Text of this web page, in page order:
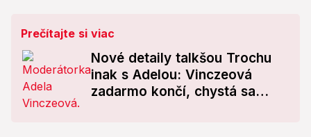
Prečítajte si viac
Nové detaily talkšou Trochu
inak s Adelou: Vinczeová
zadarmo končí, chystá sa